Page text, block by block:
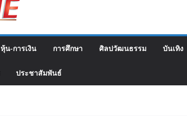
คุณภาพจากอินโดนีเซีย เริ่มเที่ยวแรกบินแรก 6
ม.วลัยลักษณ์ จับมือ รพ.กรุงเทพสิริโรจน์ ยกระ
หุ้น-การเงิน การศึกษา ศิลปวัฒนธรรม บันเทิง
ประชาสัมพันธ์